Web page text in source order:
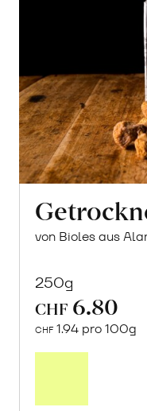
von Bioles aus
250g
CHF 6.80
CHF 1.94 pro 100g